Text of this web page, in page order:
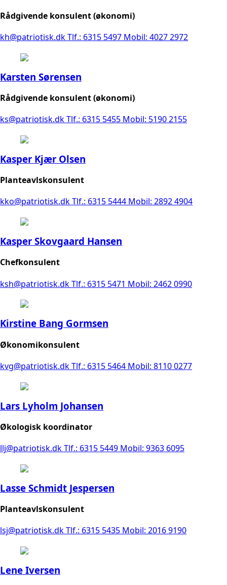
Rådgivende konsulent (økonomi)
kh@patriotisk.dkTlf.: 6315 5497 Mobil: 4027 2972
Karsten Sørensen
Rådgivende konsulent (økonomi)
ks@patriotisk.dkTlf.: 6315 5455 Mobil: 5190 2155
Kasper Kjær Olsen
Planteavlskonsulent
kko@patriotisk.dkTlf.: 6315 5444 Mobil: 2892 4904
Kasper Skovgaard Hansen
Chefkonsulent
ksh@patriotisk.dkTlf.: 6315 5471 Mobil: 2462 0990
Kirstine Bang Gormsen
Økonomikonsulent
kvg@patriotisk.dkTlf.: 6315 5464 Mobil: 8110 0277
Lars Lyholm Johansen
Økologisk koordinator
llj@patriotisk.dkTlf.: 6315 5449 Mobil: 9363 6095
Lasse Schmidt Jespersen
Planteavlskonsulent
lsj@patriotisk.dkTlf.: 6315 5435 Mobil: 2016 9190
Lene Iversen